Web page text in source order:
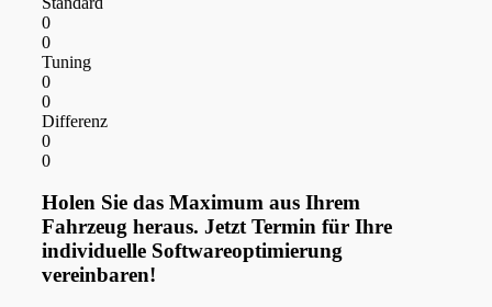
0
0
Tuning
0
0
Differenz
0
0
Holen Sie das Maximum aus Ihrem
Fahrzeug heraus. Jetzt Termin für Ihre
individuelle Softwareoptimierung
vereinbaren!